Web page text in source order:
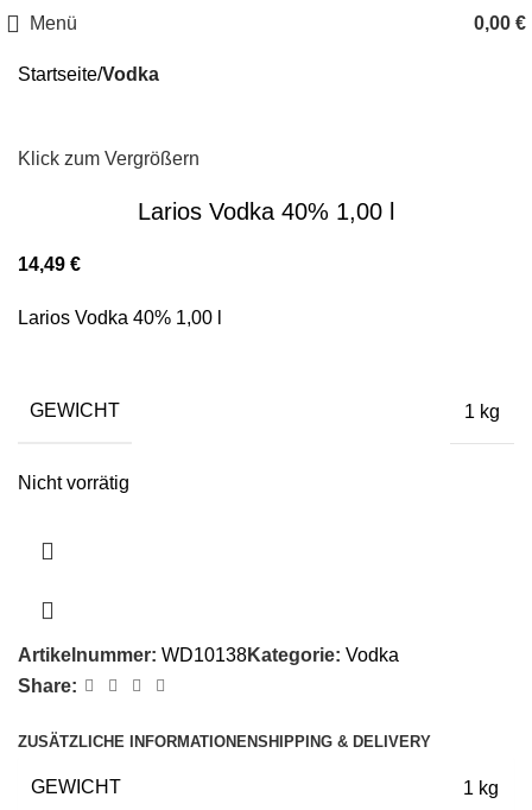
Menü 0,00 €
Startseite Vodka
Klick zum Vergrößern
Larios Vodka 40% 1,00 l
14,49 €
Larios Vodka 40% 1,00 l
GEWICHT 1 kg
Nicht vorrätig
Artikelnummer: WD10138Kategorie: Vodka
Share:
ZUSÄTZLICHE INFORMATIONENSHIPPING & DELIVERY
GEWICHT 1 kg